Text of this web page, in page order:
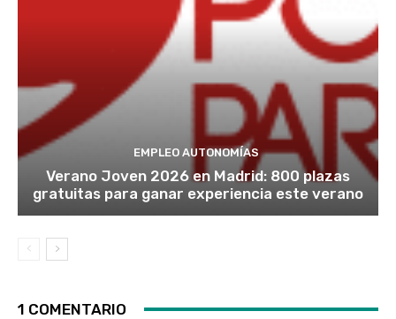
EMPLEO AUTONOMÍAS
Verano Joven 2026 en Madrid: 800 plazas
gratuitas para ganar experiencia este verano
1 COMENTARIO